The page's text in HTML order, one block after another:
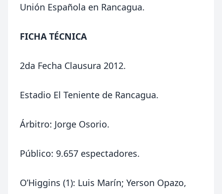
Unión Española en Rancagua.
FICHA TÉCNICA
2da Fecha Clausura 2012.
Estadio El Teniente de Rancagua.
Árbitro: Jorge Osorio.
Público: 9.657 espectadores.
O’Higgins (1): Luis Marín; Yerson Opazo,